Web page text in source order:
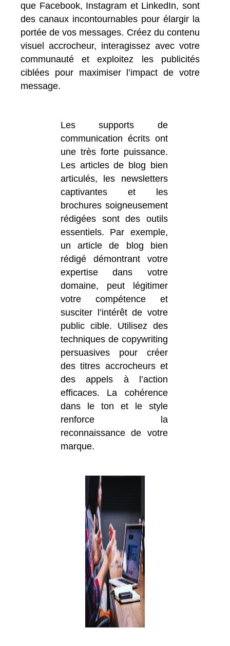
que Facebook, Instagram et LinkedIn, sont
des canaux incontournables pour élargir la
portée de vos messages. Créez du contenu
visuel accrocheur, interagissez avec votre
communauté et exploitez les publicités
ciblées pour maximiser l’impact de votre
message.
Les supports de
communication écrits ont
une très forte puissance.
Les articles de blog bien
articulés, les newsletters
captivantes et les
brochures soigneusement
rédigées sont des outils
essentiels. Par exemple,
un article de blog bien
rédigé démontrant votre
expertise dans votre
domaine, peut légitimer
votre compétence et
susciter l’intérêt de votre
public cible. Utilisez des
techniques de copywriting
persuasives pour créer
des titres accrocheurs et
des appels à l’action
efficaces. La cohérence
dans le ton et le style
renforce la
reconnaissance de votre
marque.